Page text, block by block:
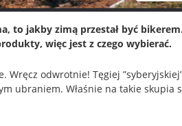
to jakby zimą przestał być bikerem.
więc jest z czego wybierać.
odwrotnie! Tęgiej
ubraniem. Właśnie na takie skupia